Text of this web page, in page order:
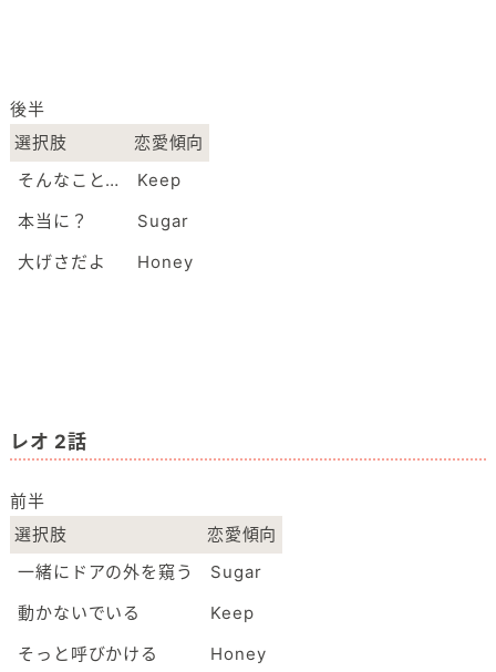
選択肢
恋愛傾向
そんなこと…
Keep
本当に？
Sugar
大げさだよ
Honey
後半
レオ 2話
選択肢
恋愛傾向
一緒にドアの外を窺う
Sugar
動かないでいる
Keep
そっと呼びかける
Honey
前半